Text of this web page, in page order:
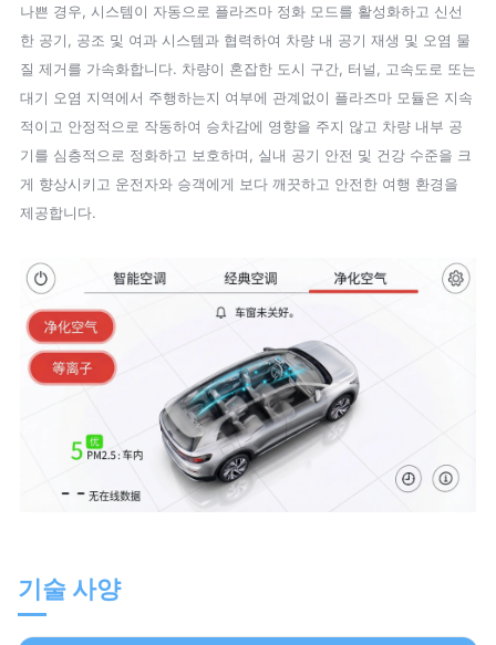
나쁜 경우, 시스템이 자동으로 플라즈마 정화 모드를 활성화하고 신선
한 공기, 공조 및 여과 시스템과 협력하여 차량 내 공기 재생 및 오염 물
질 제거를 가속화합니다. 차량이 혼잡한 도시 구간, 터널, 고속도로 또는
대기 오염 지역에서 주행하는지 여부에 관계없이 플라즈마 모듈은 지속
적이고 안정적으로 작동하여 승차감에 영향을 주지 않고 차량 내부 공
기를 심층적으로 정화하고 보호하며, 실내 공기 안전 및 건강 수준을 크
게 향상시키고 운전자와 승객에게 보다 깨끗하고 안전한 여행 환경을
제공합니다.
기술 사양